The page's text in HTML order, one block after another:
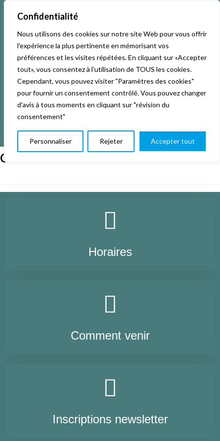
Confidentialité
Nous utilisons des cookies sur notre site Web pour vous offrir
l'expérience la plus pertinente en mémorisant vos
préférences et les visites répétées. En cliquant sur «Accepter
tout», vous consentez à l'utilisation de TOUS les cookies.
Cependant, vous pouvez visiter "Paramètres des cookies"
pour fournir un consentement contrôlé. Vous pouvez changer
d'avis à tous moments en cliquant sur "révision du
consentement"
Personnaliser Rejeter Accepter tout
Événements Studios L’association
La vie de La KAB’ Club
Calendar
Horaires
Comment venir
Inscriptions newsletter